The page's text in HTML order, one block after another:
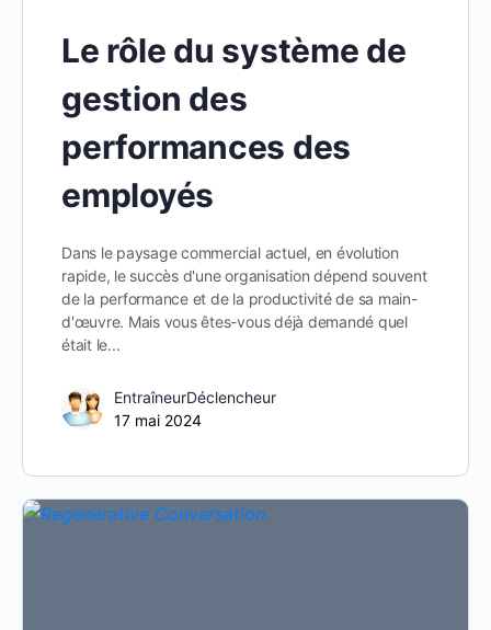
Le rôle du système de
gestion des
performances des
employés
Dans le paysage commercial actuel, en évolution
rapide, le succès d'une organisation dépend souvent
de la performance et de la productivité de sa main-
d'œuvre. Mais vous êtes-vous déjà demandé quel
était le...
EntraîneurDéclencheur
17 mai 2024